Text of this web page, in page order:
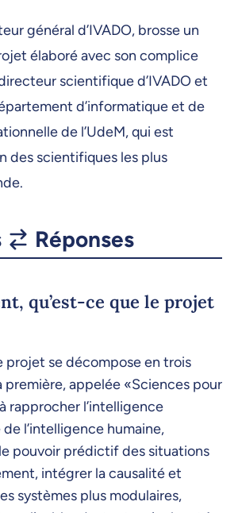
général d’IVADO, brosse un
élaboré avec son complice
scientifique d’IVADO et
d’informatique et de
de l’UdeM, qui est
des scientifiques les plus
Réponses
qu’est-ce que le projet
projet se décompose en trois
première, appelée «Sciences pour
à rapprocher l’intelligence
l’intelligence humaine,
pouvoir prédictif des situations
intégrer la causalité et
systèmes plus modulaires,